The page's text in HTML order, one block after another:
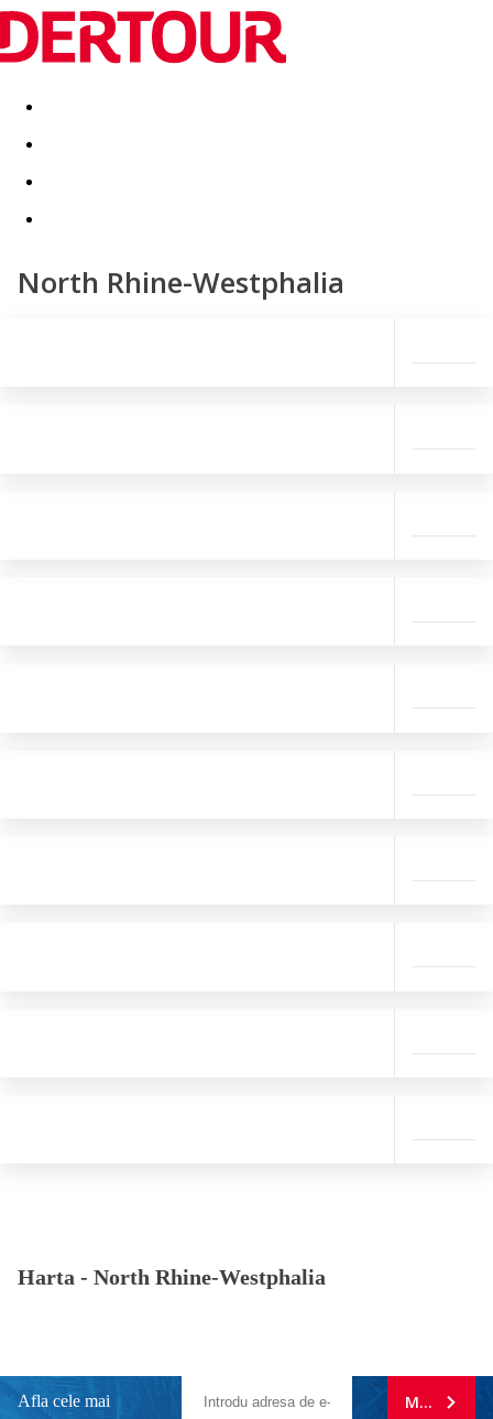
Destinatii Vacanta perfecta OFERTE DE NERATAT
North Rhine-Westphalia
Harta - North Rhine-Westphalia
Afla cele mai MA